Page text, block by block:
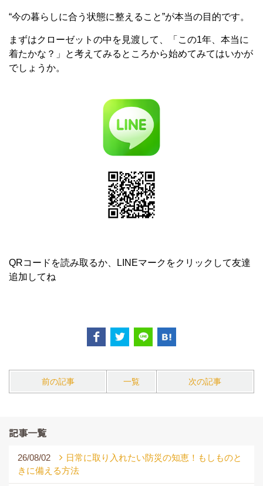
“今の暮らしに合う状態に整えること”が本当の目的です。
まずはクローゼットの中を見渡して、「この1年、本当に
着たかな？」と考えてみるところから始めてみてはいかが
でしょうか。
QRコードを読み取るか、LINEマークをクリックして友達
追加してね
前の記事 一覧 次の記事
記事一覧
26/08/02
日常に取り入れたい防災の知恵！もしものと
きに備える方法